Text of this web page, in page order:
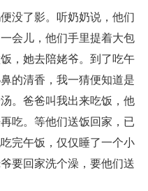
没了影。听奶奶说，他们
会儿，他们手里提着大包
，她去陪姥爷。到了吃午
的清香，我一猜便知道是
。爸爸叫我出来吃饭，他
吃。等他们送饭回家，已
完午饭，仅仅睡了一个小
要回家洗个澡，要他们送